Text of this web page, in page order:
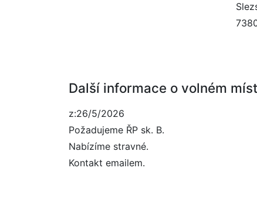
Další informace o volném
z:26/5/2026
Požadujeme ŘP sk. B.
Nabízíme stravné.
Kontakt emailem.